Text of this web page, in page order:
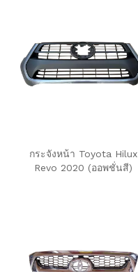
กระจังหน้า Toyota Hilux
Revo 2020 (ออพชั่นสี)